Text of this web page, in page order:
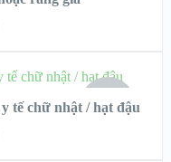
HÀNG
tế chữ nhật / hạt đậu